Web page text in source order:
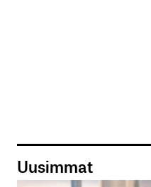
Uusimmat